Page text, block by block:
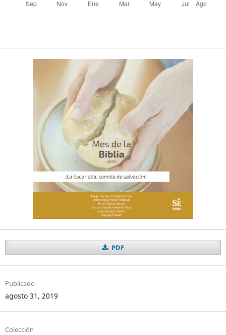
PDF
Publicado
agosto 31, 2019
Colección